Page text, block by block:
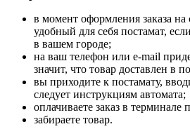
в момент оформления заказа на
удобный для себя постамат,
в вашем городе;
на ваш телефон или e-mail
значит, что товар доставлен в
вы приходите к постамату,
следует инструкциям автомата;
оплачиваете заказ в терминале
забираете товар.